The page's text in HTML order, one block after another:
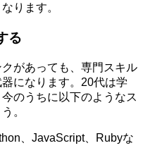
ります。
る
があっても、専門スキル
になります。20代は学
のうちに以下のようなス
。
、JavaScript、Rubyな